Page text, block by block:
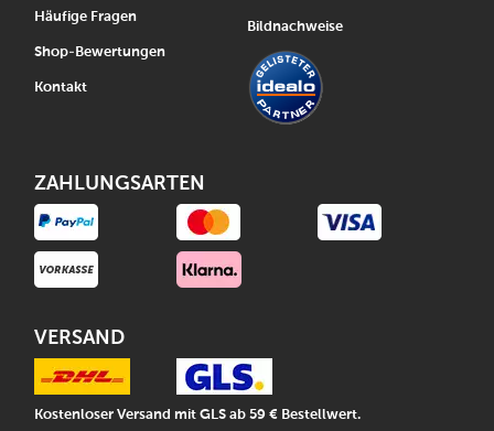
Häufige Fragen
Shop-Bewertungen
Kontakt
Bildnachweise
ZAHLUNGSARTEN
VERSAND
Kostenloser Versand mit GLS ab 59 € Bestellwert.